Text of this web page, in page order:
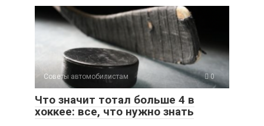
Советы автомобилистам 0
Что значит тотал больше 4 в
хоккее: все, что нужно знать